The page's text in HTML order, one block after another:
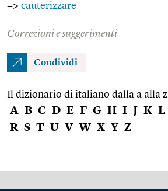
=> cauterizzare
Correzioni e suggerimenti
Condividi
Il dizionario di italiano dalla a alla z
A B C D E F G H I J K L
R S T U V W X Y Z